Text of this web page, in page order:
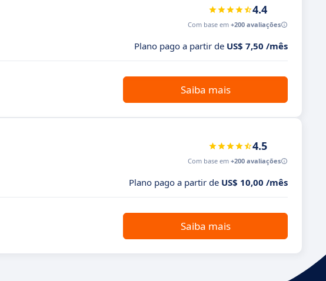
4.4
Com base em +200 avaliações
Plano pago a partir de US$ 7,50 /mês
Saiba mais
4.5
Com base em +200 avaliações
Plano pago a partir de US$ 10,00 /mês
Saiba mais